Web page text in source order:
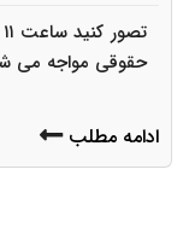
حقوقی مواجه می
ادامه مطلب